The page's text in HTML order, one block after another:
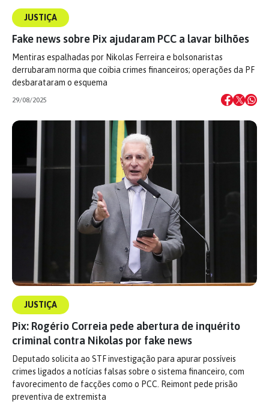
JUSTIÇA
Fake news sobre Pix ajudaram PCC a lavar bilhões
Mentiras espalhadas por Nikolas Ferreira e bolsonaristas
derrubaram norma que coibia crimes financeiros; operações da PF
desbarataram o esquema
29/08/2025
JUSTIÇA
Pix: Rogério Correia pede abertura de inquérito
criminal contra Nikolas por fake news
Deputado solicita ao STF investigação para apurar possíveis
crimes ligados a notícias falsas sobre o sistema financeiro, com
favorecimento de facções como o PCC. Reimont pede prisão
preventiva de extremista